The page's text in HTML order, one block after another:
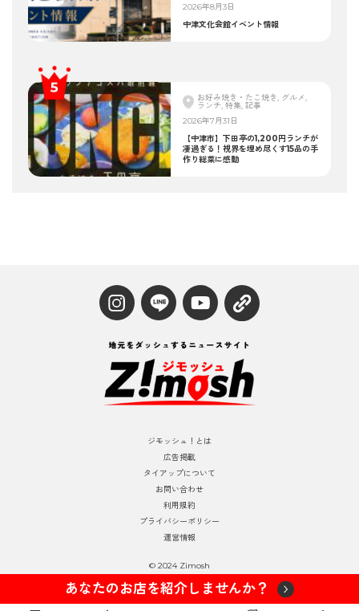
2026年8月3日
中津文化会館イベント情報
お好み焼き・たこ焼き, グルメ,
ランチ, 特集, 記事
2026年7月31日
【中津市】下田亭の1,200円ランチが
凄過ぎる！視界を埋め尽くす15品の手
作り総菜に感動
ジモッシュ！とは
広告掲載
タイアップについて
お問い合わせ
利用規約
プライバシーポリシー
運営情報
© 2024 Zimosh
あなたのお店を紹介しませんか？